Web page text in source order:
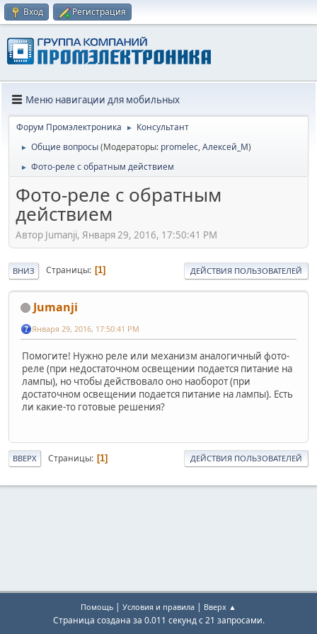
Вход Регистрация
Меню навигации для мобильных
Форум Промэлектроника ► Консультант
► Общие вопросы(Модераторы: promelec,Алексей_М)
► Фото-реле с обратным действием
Фото-реле с обратным
действием
Автор Jumanji, Января 29, 2016, 17:50:41 PM
ВНИЗ Страницы 1 ДЕЙСТВИЯ ПОЛЬЗОВАТЕЛЕЙ
Jumanji
Января 29, 2016, 17:50:41 PM
Помогите! Нужно реле или механизм аналогичный фото-
реле (при недостаточном освещении подается питание на
лампы), но чтобы действовало оно наоборот (при
достаточном освещении подается питание на лампы). Есть
ли какие-то готовые решения?
ВВЕРХ Страницы 1 ДЕЙСТВИЯ ПОЛЬЗОВАТЕЛЕЙ
Помощь | Условия и правила | Вверх ▲
Страница создана за 0.011 секунд с 21 запросами.